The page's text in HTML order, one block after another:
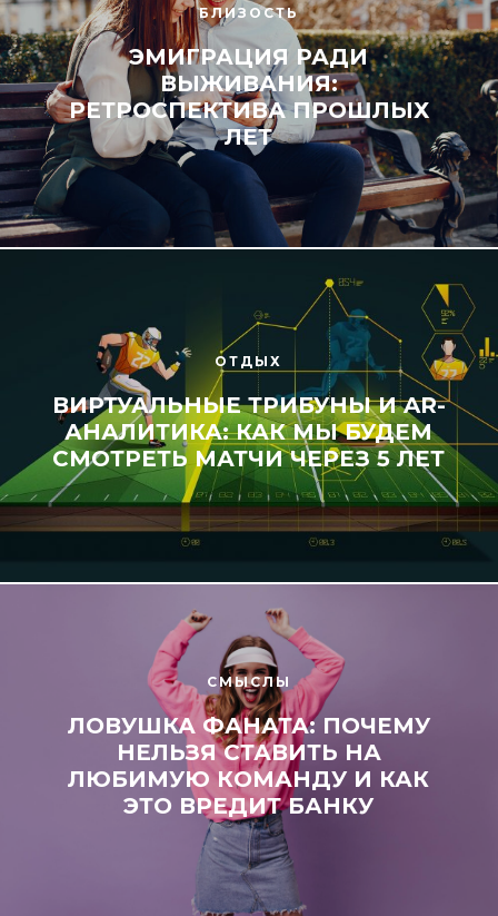
БЛИЗОСТЬ
ЭМИГРАЦИЯ РАДИ
ВЫЖИВАНИЯ:
РЕТРОСПЕКТИВА ПРОШЛЫХ
ЛЕТ
ОТДЫХ
ВИРТУАЛЬНЫЕ ТРИБУНЫ И AR-
АНАЛИТИКА: КАК МЫ БУДЕМ
СМОТРЕТЬ МАТЧИ ЧЕРЕЗ 5 ЛЕТ
СМЫСЛЫ
ЛОВУШКА ФАНАТА: ПОЧЕМУ
НЕЛЬЗЯ СТАВИТЬ НА
ЛЮБИМУЮ КОМАНДУ И КАК
ЭТО ВРЕДИТ БАНКУ